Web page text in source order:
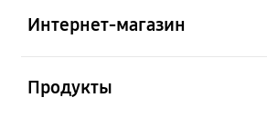
Интернет-магазин
Продукты